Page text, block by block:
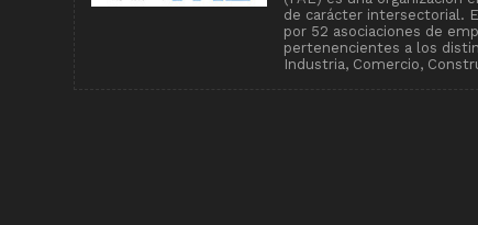
de carácter intersectorial.
por 52 asociaciones de
pertenencientes a los
Industria, Comercio,